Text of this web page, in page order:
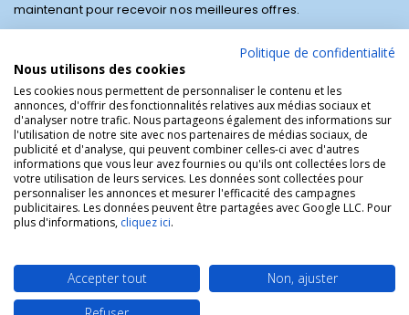
maintenant pour recevoir nos meilleures offres.
La Boutique des Chrétiens © | La boutique religieuse chrétienne de
référence !.
Politique de confidentialité
Nous utilisons des cookies
Les cookies nous permettent de personnaliser le contenu et les
annonces, d'offrir des fonctionnalités relatives aux médias sociaux et
d'analyser notre trafic. Nous partageons également des informations sur
l'utilisation de notre site avec nos partenaires de médias sociaux, de
publicité et d'analyse, qui peuvent combiner celles-ci avec d'autres
informations que vous leur avez fournies ou qu'ils ont collectées lors de
votre utilisation de leurs services. Les données sont collectées pour
personnaliser les annonces et mesurer l'efficacité des campagnes
publicitaires. Les données peuvent être partagées avec Google LLC. Pour
plus d'informations, cliquez ici.
Accepter tout
Non, ajuster